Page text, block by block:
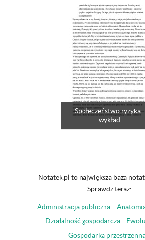
Społeczeństwo ryzyka -
wykład
Notatek.pl to największa baza
Sprawdź teraz:
Administracja publiczna
Działalność gospodarcza
Gospodarka przestrzenna